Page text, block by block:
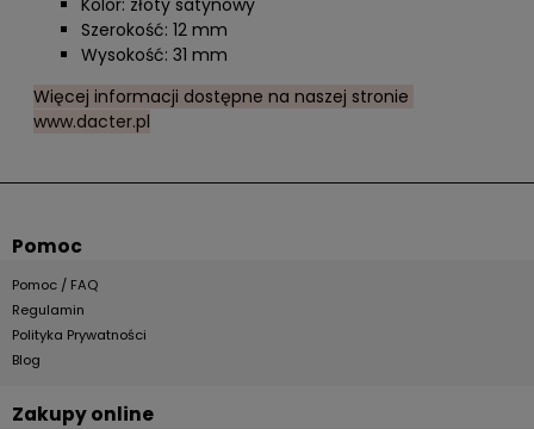
Kolor: złoty satynowy
Szerokość: 12 mm
Wysokość: 31 mm
Więcej informacji dostępne na naszej stronie
www.dacter.pl
Pomoc
Pomoc / FAQ
Regulamin
Polityka Prywatności
Blog
Zakupy online